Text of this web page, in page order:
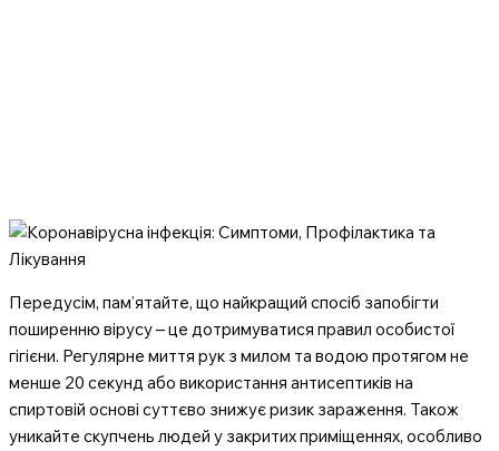
Передусім, пам’ятайте, що найкращий спосіб запобігти
поширенню вірусу – це дотримуватися правил особистої
гігієни. Регулярне миття рук з милом та водою протягом не
менше 20 секунд або використання антисептиків на
спиртовій основі суттєво знижує ризик зараження. Також
уникайте скупчень людей у закритих приміщеннях, особливо